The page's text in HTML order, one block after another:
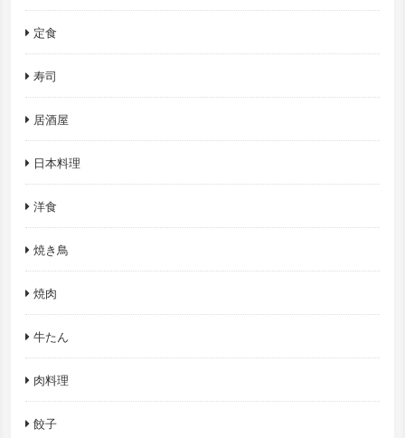
定食
寿司
居酒屋
日本料理
洋食
焼き鳥
焼肉
牛たん
肉料理
餃子